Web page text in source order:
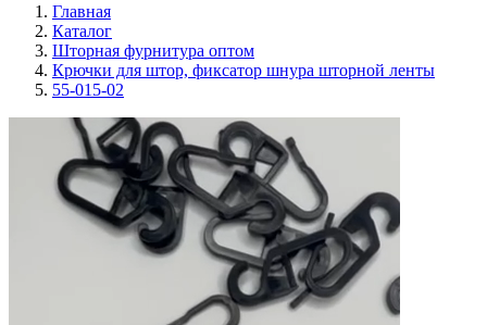
Главная
Каталог
Шторная фурнитура оптом
Крючки для штор, фиксатор шнура шторной ленты
55-015-02